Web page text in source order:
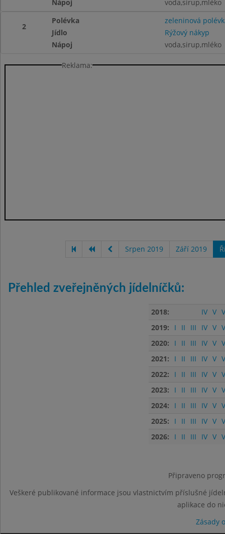
Nápoj
voda,sirup,mléko
2
Polévka
zeleninová
Jídlo
Rýžový nákyp
Nápoj
voda,sirup,mléko
Reklama:
Srpen 2019 Září 2019
Přehled zveřejněných jídelníčků:
2018: IV V
2019:
I II III IV V
2020:
I II III IV V
2021:
I II III IV V
2022:
I II III IV V
2023:
I II III IV V
2024:
I II III IV V
2025:
I II III IV V
2026:
I II III IV V
Připraveno
Veškeré publikované informace jsou vlastnictvím příslušné
aplikace do
Zásady